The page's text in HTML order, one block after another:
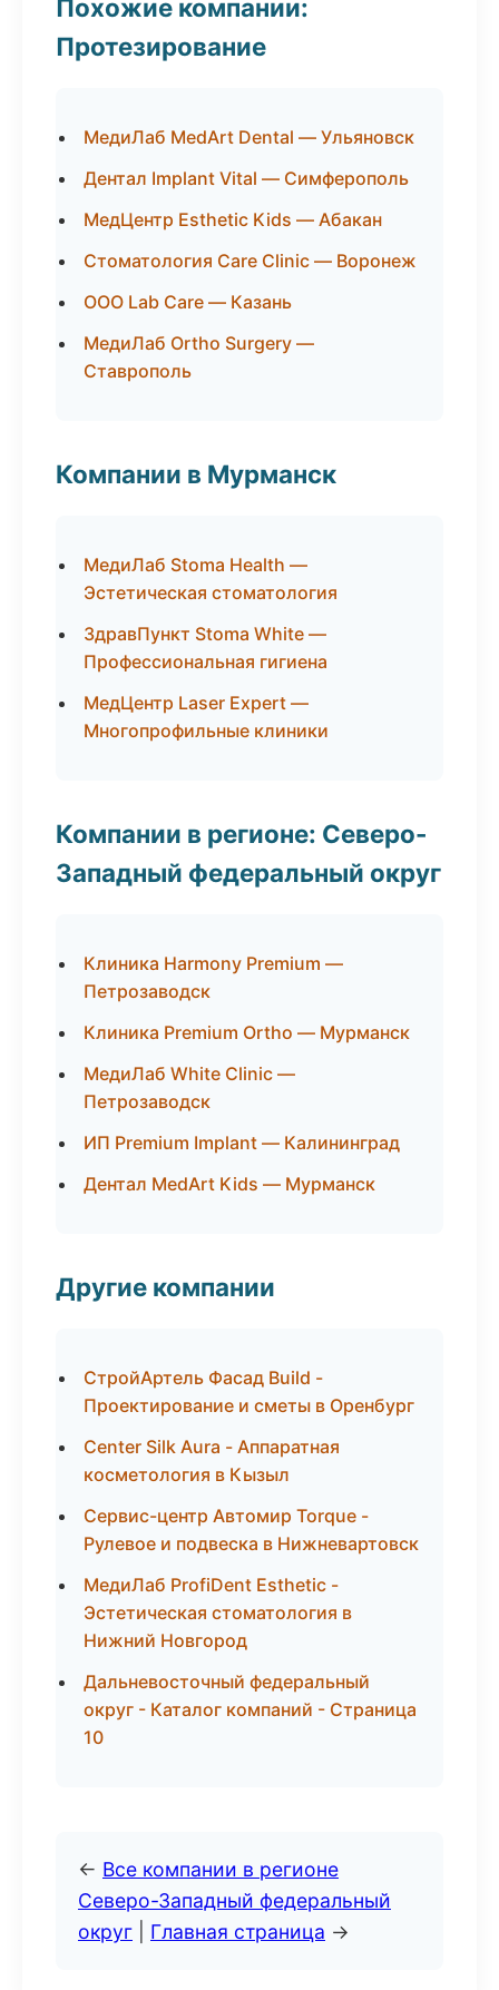
Похожие компании:
Протезирование
МедиЛаб MedArt Dental — Ульяновск
Дентал Implant Vital — Симферополь
МедЦентр Esthetic Kids — Абакан
Стоматология Care Clinic — Воронеж
ООО Lab Care — Казань
МедиЛаб Ortho Surgery —
Ставрополь
Компании в Мурманск
МедиЛаб Stoma Health —
Эстетическая стоматология
ЗдравПункт Stoma White —
Профессиональная гигиена
МедЦентр Laser Expert —
Многопрофильные клиники
Компании в регионе: Северо-
Западный федеральный округ
Клиника Harmony Premium —
Петрозаводск
Клиника Premium Ortho — Мурманск
МедиЛаб White Clinic —
Петрозаводск
ИП Premium Implant — Калининград
Дентал MedArt Kids — Мурманск
Другие компании
СтройАртель Фасад Build -
Проектирование и сметы в Оренбург
Center Silk Aura - Аппаратная
косметология в Кызыл
Сервис-центр Автомир Torque -
Рулевое и подвеска в Нижневартовск
МедиЛаб ProfiDent Esthetic -
Эстетическая стоматология в
Нижний Новгород
Дальневосточный федеральный
округ - Каталог компаний - Страница
10
← Все компании в регионе
Северо-Западный федеральный
округ
Главная страница →